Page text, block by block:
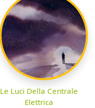
Le Luci Della Centrale
Elettrica